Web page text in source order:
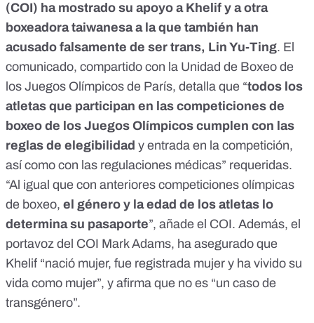
(COI) ha mostrado su apoyo a Khelif y a otra
boxeadora taiwanesa a la que también han
acusado falsamente de ser trans, Lin Yu-Ting. El
comunicado, compartido con la Unidad de Boxeo de
los Juegos Olímpicos de París, detalla que “todos los
atletas que participan en las competiciones de
boxeo de los Juegos Olímpicos cumplen con las
reglas de elegibilidad y entrada en la competición,
así como con las regulaciones médicas” requeridas.
“Al igual que con anteriores competiciones olímpicas
de boxeo, el género y la edad de los atletas lo
determina su pasaporte”, añade el COI. Además, el
portavoz del COI Mark Adams, ha asegurado que
Khelif “nació mujer, fue registrada mujer y ha vivido su
vida como mujer”, y afirma que no es “un caso de
transgénero”.